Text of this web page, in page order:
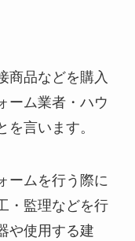
商品などを購入
ーム業者・ハウ
を言います。
ームを行う際に
・監理などを行
や使用する建